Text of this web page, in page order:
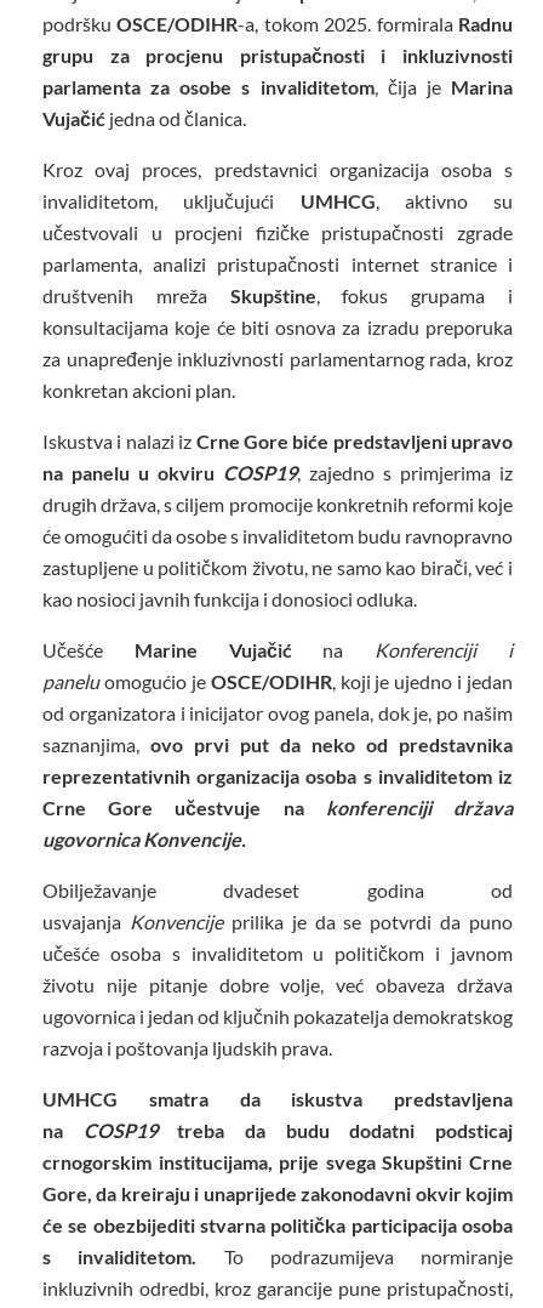
podrškuOSCE/ODIHR-a, tokom 2025. formirala Radnu
grupu za procjenu pristupačnosti i inkluzivnosti
parlamenta za osobe s invaliditetom, čija je Marina
Vujačić jedna od članica.
Kroz ovaj proces, predstavnici organizacija osoba s
invaliditetom, uključujući UMHCG, aktivno su
učestvovali u procjeni fizičke pristupačnosti zgrade
parlamenta, analizi pristupačnosti internet stranice i
društvenih mreža Skupštine, fokus grupama i
konsultacijama koje će biti osnova za izradu preporuka
za unapređenje inkluzivnosti parlamentarnog rada, kroz
konkretan akcioni plan.
Iskustva i nalazi iz Crne Gore biće predstavljeni upravo
na panelu u okviru COSP19, zajedno s primjerima iz
drugih država, s ciljem promocije konkretnih reformi koje
će omogućiti da osobe s invaliditetom budu ravnopravno
zastupljene u političkom životu, ne samo kao birači, već i
kao nosioci javnih funkcija i donosioci odluka.
Učešće Marine Vujačićna Konferenciji i
paneluomogućio je OSCE/ODIHR, koji je ujedno i jedan
od organizatora i inicijator ovog panela, dok je, po našim
saznanjima, ovo prvi put da neko od predstavnika
reprezentativnih organizacija osoba s invaliditetom iz
Crne Gore učestvuje na konferenciji država
ugovornica Konvencije.
Obilježavanje dvadeset godina od
usvajanja Konvencijeprilika je da se potvrdi da puno
učešće osoba s invaliditetom u političkom i javnom
životu nije pitanje dobre volje, već obaveza država
ugovornica i jedan od ključnih pokazatelja demokratskog
razvoja i poštovanja ljudskih prava.
UMHCG smatra da iskustva predstavljena
na COSP19treba da budu dodatni podsticaj
crnogorskim institucijama, prije svega Skupštini Crne
Gore, da kreiraju i unaprijede zakonodavni okvir kojim
će se obezbijediti stvarna politička participacija osoba
s invaliditetom. To podrazumijeva normiranje
inkluzivnih odredbi, kroz garancije pune pristupačnosti,